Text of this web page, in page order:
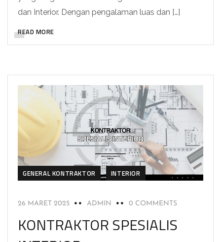
dan Interior. Dengan pengalaman luas dan […]
READ MORE
GENERAL KONTRAKTOR INTERIOR
26 MARET 2025 ADMIN 0 COMMENTS
KONTRAKTOR SPESIALIS